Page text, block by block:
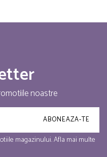
noastre
magazinului. Afla mai multe